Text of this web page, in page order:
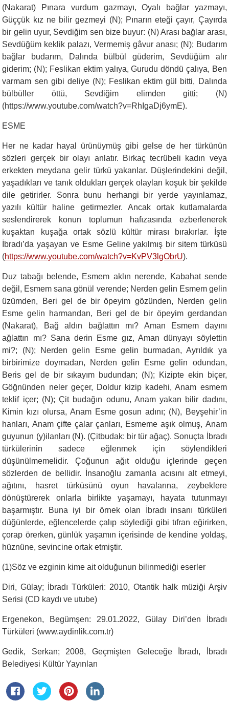
(Nakarat) Pınara vurdum gazmayı, Oyalı bağlar yazmayı,
Güççük kız ne bilir gezmeyi (N); Pınarın eteği çayır, Çayırda
bir gelin uyur, Sevdiğim sen bize buyur: (N) Arası bağlar arası,
Sevdüğüm keklik palazı, Vermemiş gâvur anası; (N); Budarım
bağlar budarım, Dalında bülbül güderim, Sevdüğüm alır
giderim; (N); Feslikan ektim yalıya, Gurudu döndü çalıya, Ben
varmam sen gibi deliye (N); Feslikan ektim gül bitti, Dalında
bülbüller öttü, Sevdiğim elimden gitti; (N)
(https://www.youtube.com/watch?v=RhIgaDj6ymE).
ESME
Her ne kadar hayal ürünüymüş gibi gelse de her türkünün
sözleri gerçek bir olayı anlatır. Birkaç tecrübeli kadın veya
erkekten meydana gelir türkü yakanlar. Düşlerindekini değil,
yaşadıkları ve tanık oldukları gerçek olayları koşuk bir şekilde
dile getirirler. Sonra bunu herhangi bir yerde yayınlamaz,
yazılı kültür haline getirmezler. Ancak ortak kutlamalarda
seslendirerek konun toplumun hafızasında ezberlenerek
kuşaktan kuşağa ortak sözlü kültür mirası bırakırlar. İşte
İbradı’da yaşayan ve Esme Geline yakılmış bir sitem türküsü
(https://www.youtube.com/watch?v=KvPV3lgObrU).
Duz tabağı belende, Esmem aklın nerende, Kabahat sende
değil, Esmem sana gönül verende; Nerden gelin Esmem gelin
üzümden, Beri gel de bir öpeyim gözünden, Nerden gelin
Esme gelin harmandan, Beri gel de bir öpeyim gerdandan
(Nakarat), Bağ aldın bağlattın mı? Aman Esmem dayını
ağlattın mı? Sana derin Esme gız, Aman dünyayı söylettin
mi?; (N); Nerden gelin Esme gelin burmadan, Ayrıldık ya
birbirimize doymadan, Nerden gelin Esme gelin odundan,
Beris gel de bir sıkayım budundan; (N); Kizipte ekin biçer,
Göğnünden neler geçer, Doldur kizip kadehi, Anam esmem
teklif içer; (N); Çit budağın odunu, Anam yakan bilir dadını,
Kimin kızı olursa, Anam Esme gosun adını; (N), Beyşehir’in
hanları, Anam çifte çalar çanları, Esmeme aşık olmuş, Anam
guyunun (y)ilanları (N). (Çitbudak: bir tür ağaç). Sonuçta İbradı
türkülerinin sadece eğlenmek için söylendikleri
düşünülmemelidir. Çoğunun ağıt olduğu içlerinde geçen
sözlerden de bellidir. İnsanoğlu zamanla acısını alt etmeyi,
ağıtını, hasret türküsünü oyun havalarına, zeybeklere
dönüştürerek onlarla birlikte yaşamayı, hayata tutunmayı
başarmıştır. Buna iyi bir örnek olan İbradı insanı türküleri
düğünlerde, eğlencelerde çalıp söylediği gibi tıfran eğirirken,
çorap örerken, günlük yaşamın içerisinde de kendine yoldaş,
hüznüne, sevincine ortak etmiştir.
(1)Söz ve ezginin kime ait olduğunun bilinmediği eserler
Diri, Gülay; İbradı Türküleri: 2010, Otantik halk müziği Arşiv
Serisi (CD kaydı ve utube)
Ergenekon, Begümşen: 29.01.2022, Gülay Diri’den İbradı
Türküleri (www.aydinlik.com.tr)
Gedik, Serkan; 2008, Geçmişten Geleceğe İbradı, İbradı
Belediyesi Kültür Yayınları